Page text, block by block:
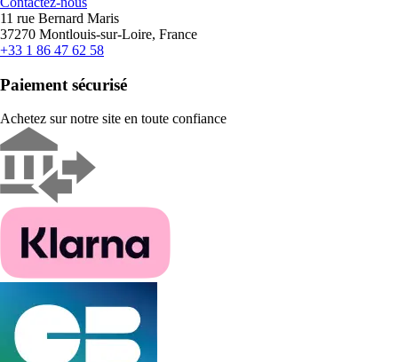
11 rue Bernard Maris
37270 Montlouis-sur-Loire, France
+33 1 86 47 62 58
Paiement sécurisé
Achetez sur notre site en toute confiance